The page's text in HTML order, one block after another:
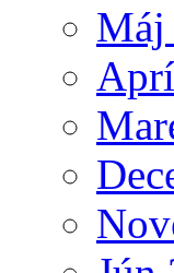
Máj